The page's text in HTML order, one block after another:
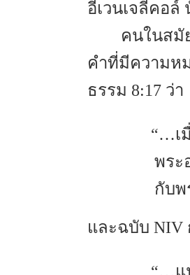
อีเวนเจลีคอล์
คนในสมั
คำที่มีความห
ธรรม 8:17 ว่า
“…เ
พระ
กับพ
และฉบับ NIV